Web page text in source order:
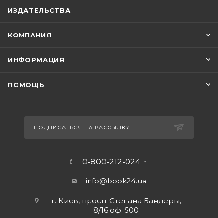
ИЗДАТЕЛЬСТВА
КОМПАНИЯ
ИНФОРМАЦИЯ
ПОМОЩЬ
ПОДПИСАТЬСЯ НА РАССЫЛКУ
0-800-212-024
info@book24.ua
г. Киев, просп. Степана Бандеры,
8/16 оф. 500